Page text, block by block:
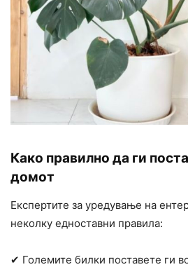
Како правилно да ги
домот
Експертите за уредување на
неколку едноставни правила:
✔ Големите билки поставете ги